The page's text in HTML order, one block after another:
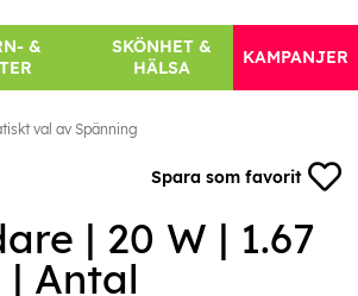
&
SKÖNHET &
HÄLSA
KAMPANJER
val av Spänning
Spara som favorit
| 20 W | 1.67
Antal